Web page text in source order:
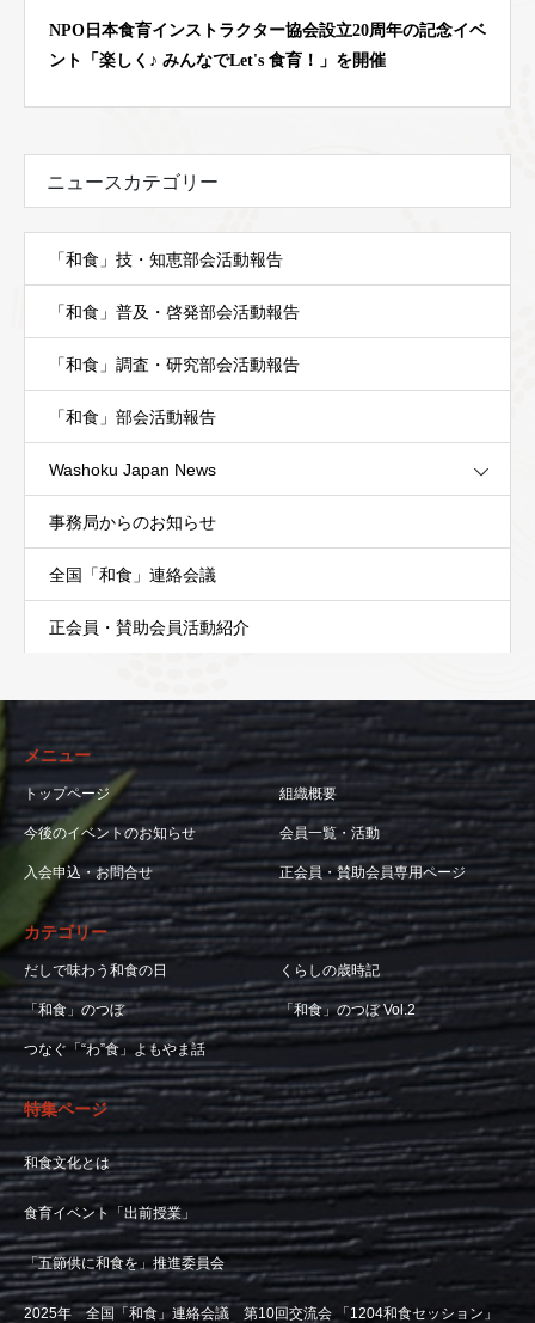
NPO日本食育インストラクター協会設立20周年の記念イベ
ント「楽しく♪ みんなでLet's 食育！」を開催
ニュースカテゴリー
「和食」技・知恵部会活動報告
「和食」普及・啓発部会活動報告
「和食」調査・研究部会活動報告
「和食」部会活動報告
Washoku Japan News
事務局からのお知らせ
全国「和食」連絡会議
正会員・賛助会員活動紹介
メニュー
トップページ 組織概要
今後のイベントのお知らせ 会員一覧・活動
入会申込・お問合せ 正会員・賛助会員専用ページ
カテゴリー
だしで味わう和食の日 くらしの歳時記
「和食」のつぼ 「和食」のつぼ Vol.2
つなぐ「“わ”食」よもやま話
特集ページ
和食文化とは
食育イベント「出前授業」
「五節供に和食を」推進委員会
2025年 全国「和食」連絡会議 第10回交流会 「1204和食セッション」